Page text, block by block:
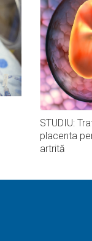
STUDIU:
placenta
artrită